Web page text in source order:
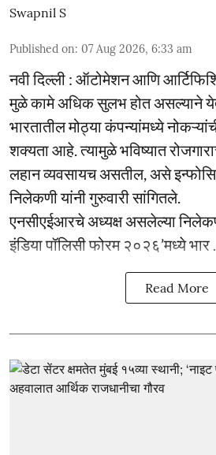
Swapnil S
Published on: 07 Aug 2026, 6:33 am
नवी दिल्ली : ऑटोमेशन आणि
मुळे कामे अधिक सुलभ होत असल्याने
भारतातील मोठ्या कंपन्यांमध्ये
शक्यता आहे. त्यामुळे भविष्यात
लहान व्यवसायच असतील, असे
निलेकणी यांनी गुरुवारी सांगितले.
एनसीएईआरचे अध्यक्ष असलेल्या
इंडिया पॉलिसी फोरम २०२६’मध्ये भार ...
Read More